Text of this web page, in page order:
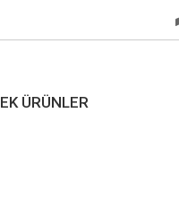
EK ÜRÜNLER